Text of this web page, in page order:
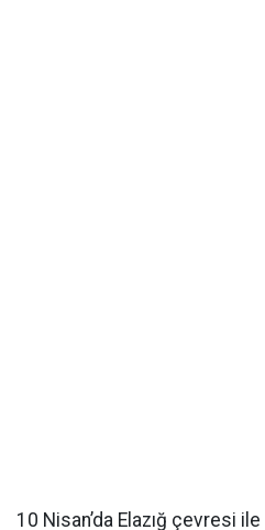
10 Nisan’da Elazığ çevresi